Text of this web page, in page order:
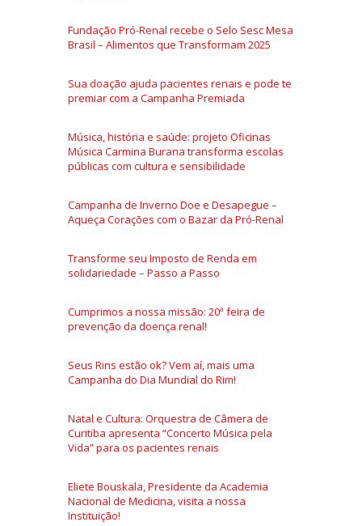
Fundação Pró-Renal recebe o Selo Sesc Mesa
Brasil – Alimentos que Transformam 2025
Sua doação ajuda pacientes renais e pode te
premiar com a Campanha Premiada
Música, história e saúde: projeto Oficinas
Música Carmina Burana transforma escolas
públicas com cultura e sensibilidade
Campanha de Inverno Doe e Desapegue –
Aqueça Corações com o Bazar da Pró-Renal
Transforme seu Imposto de Renda em
solidariedade – Passo a Passo
Cumprimos a nossa missão: 20ª feira de
prevenção da doença renal!
Seus Rins estão ok? Vem aí, mais uma
Campanha do Dia Mundial do Rim!
Natal e Cultura: Orquestra de Câmera de
Curitiba apresenta “Concerto Música pela
Vida” para os pacientes renais
Eliete Bouskala, Presidente da Academia
Nacional de Medicina, visita a nossa
Instituição!